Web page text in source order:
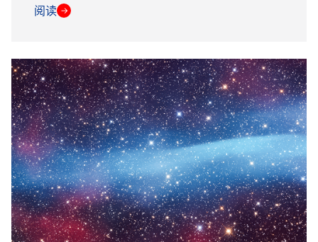
阅读 →